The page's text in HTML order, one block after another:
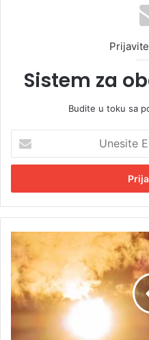
Sistem za
Budite u toku sa
e
i
t
E
m
a
l
B
d
a